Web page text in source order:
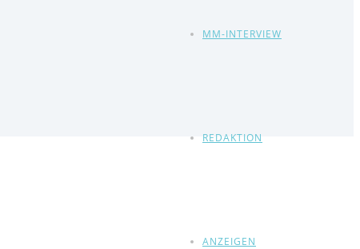
MM-INTERVIEW
REDAKTION
ANZEIGEN